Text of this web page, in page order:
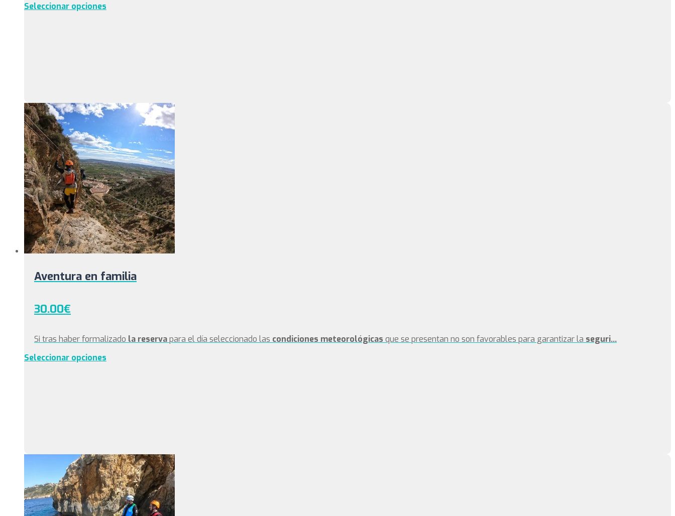
Seleccionar opciones
Aventura en familia
30.00€
Si tras haber formalizado la reservapara el día seleccionado las condiciones meteorológicas que se presentan no son favorables para garantizar la seguri...
Seleccionar opciones